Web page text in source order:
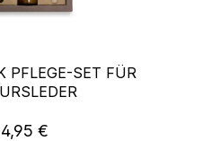
PFLEGE-SET FÜR
Preis:
€